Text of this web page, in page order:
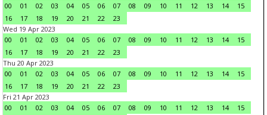
00
01 02 03 04 05 06 07 08 09 10 11 12 13 14
15
16
17 18 19 20 21 22
23
Wed 19 Apr 2023
00
01 02 03 04 05 06 07 08 09 10 11 12 13 14
15
16
17 18 19 20 21 22
23
Thu 20 Apr 2023
00
01 02 03 04 05 06 07 08 09 10 11 12 13 14
15
16
17 18 19 20 21 22
23
Fri 21 Apr 2023
00
01 02 03 04 05 06 07 08 09 10 11 12 13 14
15